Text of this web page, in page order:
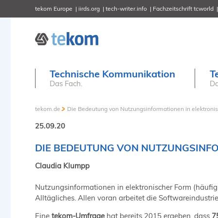
tekom Europe iirds.org tech-writer.info Fachzeitschrift tcworld
Technische Kommunikation
Das Fach.
tekom.de Die Bedeutung von Nutzungsinformationen in
25.09.20
DIE BEDEUTUNG VON
Claudia Klumpp
Nutzungsinformationen in elektronischer Form
Alltägliches. Allen voran arbeitet die
Eine tekom-Umfrage hat bereits 2015 ergeben, dass